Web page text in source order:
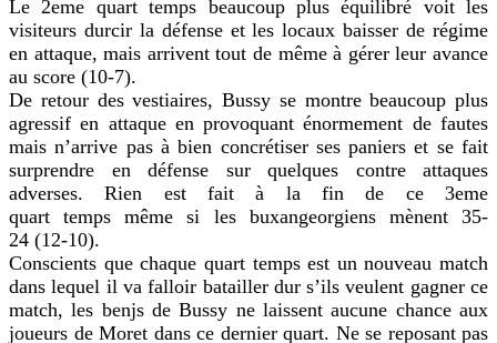
Le 2eme quart temps beaucoup plus équilibré voit les
visiteurs durcir la défense et les locaux baisser de régime
en attaque, mais arrivent tout de même à gérer leur avance
au score (10-7).
De retour des vestiaires, Bussy se montre beaucoup plus
agressif en attaque en provoquant énormement de fautes
mais n’arrive pas à bien concrétiser ses paniers et se fait
surprendre en défense sur quelques contre attaques
adverses. Rien est fait à la fin de ce 3eme
quart temps même si les buxangeorgiens mènent 35-
24 (12-10).
Conscients que chaque quart temps est un nouveau match
dans lequel il va falloir batailler dur s’ils veulent gagner ce
match, les benjs de Bussy ne laissent aucune chance aux
joueurs de Moret dans ce dernier quart. Ne se reposant pas